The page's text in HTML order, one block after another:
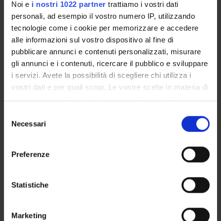
Noi e i nostri 1022 partner trattiamo i vostri dati
personali, ad esempio il vostro numero IP, utilizzando
tecnologie come i cookie per memorizzare e accedere
alle informazioni sul vostro dispositivo al fine di
pubblicare annunci e contenuti personalizzati, misurare
gli annunci e i contenuti, ricercare il pubblico e sviluppare
i servizi. Avete la possibilità di scegliere chi utilizza i
vostri dati e per quali scopi. Le vostre scelte in materia di
privacy sono applicabili solo su questa proprietà digitale
modificare o revocare il proprio consenso in qualsiasi
momento dalla Dichiarazione sui cookie o facendo clic
raccogliere informazioni sulla tua posizione
geografica, con un'approssimazione di qualche
Identificare il tuo dispositivo, scansionandolo
delNecessari
Preferenze
Statistiche
Marketing
Tipo di Accesso
Posti a statuto